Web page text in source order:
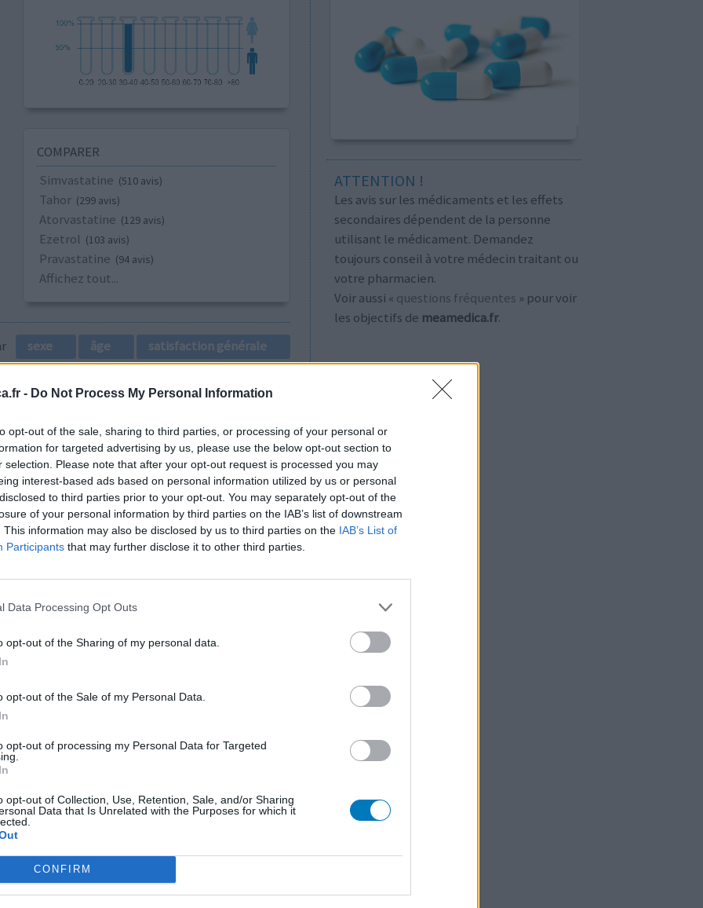
- Do Not Process My Personal Information
opt-out of the sale, sharing to third parties, or processing of your personal or
for targeted advertising by us, please use the below opt-out section to
selection. Please note that after your opt-out request is processed you may
interest-based ads based on personal information utilized by us or personal
to third parties prior to your opt-out. You may separately opt-out of the
of your personal information by third parties on the IAB’s list of downstream
This information may also be disclosed by us to third parties on the IAB’s List of
Participants that may further disclose it to other third parties.
Data Processing Opt Outs
opt-out of the Sharing of my personal data.
opt-out of the Sale of my Personal Data.
opt-out of processing my Personal Data for Targeted
opt-out of Collection, Use, Retention, Sale, and/or Sharing
Data that Is Unrelated with the Purposes for which it
CONFIRM
COMPARER
Simvastatine (510 avis)
Tahor (299 avis)
Atorvastatine (129 avis)
Ezetrol (103 avis)
Pravastatine (94 avis)
Affichez tout...
sexe âge satisfaction générale
1
Efficacité
Quantité effets
j ai
le
j en
que je
agir avec les statines j ai essaye cardentiel et
(à action lente)
IRS
autre
ATTENTION !
Les avis sur les médicaments et les effets
secondaires dépendent de la personne
utilisant le médicament. Demandez
toujours conseil à votre médecin traitant ou
votre pharmacien.
Voir aussi « questions fréquentes » pour voir
les objectifs de meamedica.fr.